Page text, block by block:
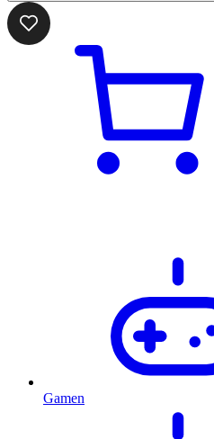
Gamen